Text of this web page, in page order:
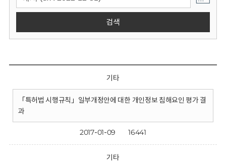
검색
기타
「특허법 시행규칙」일부개정안에 대한 개인정보 침해요인 평가 결
과
2017-01-09 16441
기타